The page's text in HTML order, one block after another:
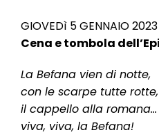
GIOVEDì 5 GENNAIO
Cena e tombola
La Befana vien di notte,
con le scarpe tutte rotte,
il cappello alla romana…
viva, viva, la Befana!